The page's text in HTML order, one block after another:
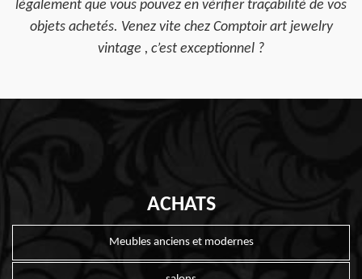
légalement que vous pouvez en vérifier traçabilité de vos
objets achetés. Venez vite chez Comptoir art jewelry
vintage , c’est exceptionnel ?
ACHATS
Meubles anciens et modernes